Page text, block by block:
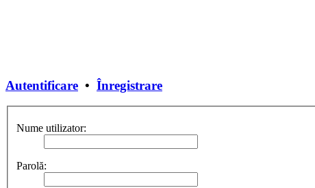
Autentificare • Înregistrare
Nume utilizator:
Parolă: